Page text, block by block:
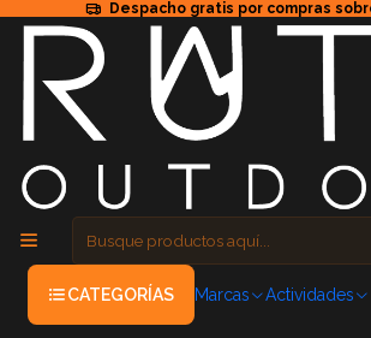
Despacho gratis por compras
CATEGORÍAS Marcas Actividades